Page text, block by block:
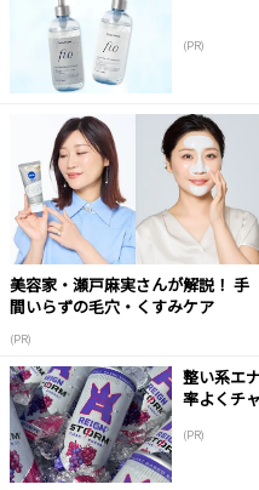
(PR)
美容家・瀬戸麻実さんが解説！ 手
間いらずの毛穴・くすみケア
(PR)
整い系エ
率よくチ
(PR)